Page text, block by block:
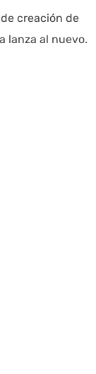
creación de
lanza al nuevo.